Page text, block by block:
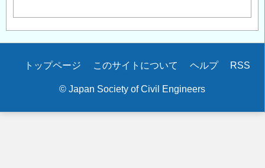
Secondary
トップページ このサイトについて ヘルプ RSS
© Japan Society of Civil Engineers